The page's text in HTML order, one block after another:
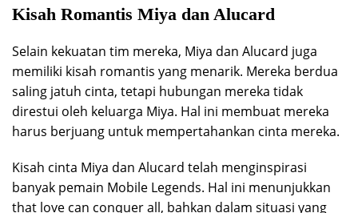
Kisah Romantis Miya dan Alucard
Selain kekuatan tim mereka, Miya dan Alucard juga
memiliki kisah romantis yang menarik. Mereka berdua
saling jatuh cinta, tetapi hubungan mereka tidak
direstui oleh keluarga Miya. Hal ini membuat mereka
harus berjuang untuk mempertahankan cinta mereka.
Kisah cinta Miya dan Alucard telah menginspirasi
banyak pemain Mobile Legends. Hal ini menunjukkan
that love can conquer all, bahkan dalam situasi yang